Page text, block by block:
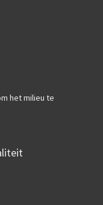
het milieu te